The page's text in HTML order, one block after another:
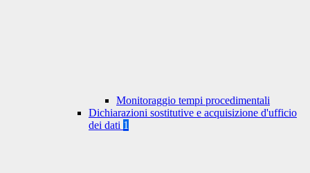
Monitoraggio tempi procedimentali
Dichiarazioni sostitutive e acquisizione d'ufficio
dei dati 1